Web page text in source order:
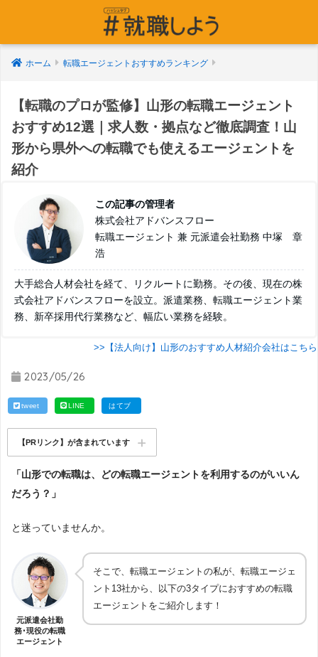
ホーム 転職エージェントおすすめランキング
【転職のプロが監修】山形の転職エージェント
おすすめ12選｜求人数・拠点など徹底調査！山
形から県外への転職でも使えるエージェントを
紹介
この記事の管理者
株式会社アドバンスフロー
転職エージェント 兼 元派遣会社勤務 中塚 章
浩
大手総合人材会社を経て、リクルートに勤務。その後、現在の株
式会社アドバンスフローを設立。派遣業務、転職エージェント業
務、新卒採用代行業務など、幅広い業務を経験。
>>【法人向け】山形のおすすめ人材紹介会社はこちら
2023/05/26
tweet LINE はてブ
【PRリンク】が含まれています
「山形での転職は、どの転職エージェントを利用するのがいいん
だろう？」
と迷っていませんか。
元派遣会社勤
務･現役の転職
エージェント
そこで、転職エージェントの私が、転職エージェ
ント13社から、以下の3タイプにおすすめの転職
エージェントをご紹介します！